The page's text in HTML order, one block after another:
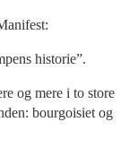
historie”.
og mere i to store
bourgoisiet og